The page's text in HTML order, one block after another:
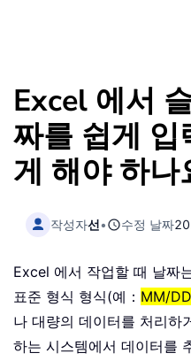
Excel 에서
짜를 쉽게 입
게 해야 하나
작성자선• 수정 날짜
Excel 에서 작업할 때 날짜
표준 형식 형식(예： MM/
나 대량의 데이터를 처리하
하는 시스템에서 데이터를